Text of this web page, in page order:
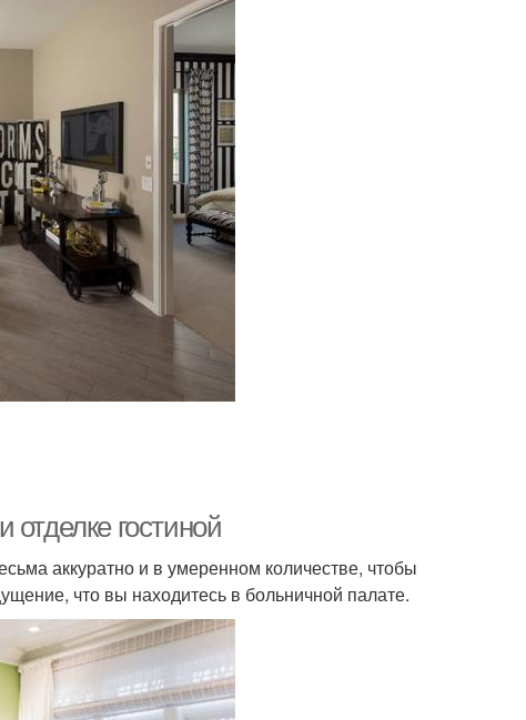
отделке гостиной
аккуратно и в умеренном количестве, чтобы
что вы находитесь в больничной палате.